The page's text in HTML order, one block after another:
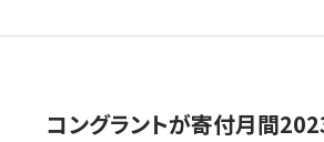
コングラントが寄付月間